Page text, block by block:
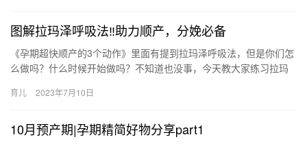
图解拉玛泽呼吸法‼助力顺产，分娩必备
《孕期超快顺产的3个动作》里面有提到拉玛泽呼吸法，但是你们怎
么做吗？什么时候开始做吗？不知道也没事，今天教大家练习拉玛
里…
育儿 2023年7月10日
10月预产期|孕期精简好物分享part1